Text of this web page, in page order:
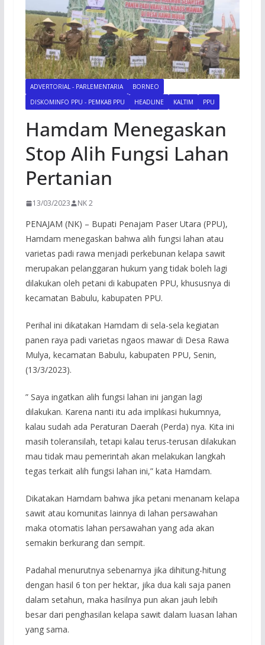
ADVERTORIAL - PARLEMENTARIA
BORNEO
DISKOMINFO PPU - PEMKAB PPU
HEADLINE KALTIM PPU
Hamdam Menegaskan
Stop Alih Fungsi Lahan
Pertanian
13/03/2023 NK 2
PENAJAM (NK) – Bupati Penajam Paser Utara (PPU),
Hamdam menegaskan bahwa alih fungsi lahan atau
varietas padi rawa menjadi perkebunan kelapa sawit
merupakan pelanggaran hukum yang tidak boleh lagi
dilakukan oleh petani di kabupaten PPU, khususnya di
kecamatan Babulu, kabupaten PPU.
Perihal ini dikatakan Hamdam di sela-sela kegiatan
panen raya padi varietas ngaos mawar di Desa Rawa
Mulya, kecamatan Babulu, kabupaten PPU, Senin,
(13/3/2023).
” Saya ingatkan alih fungsi lahan ini jangan lagi
dilakukan. Karena nanti itu ada implikasi hukumnya,
kalau sudah ada Peraturan Daerah (Perda) nya. Kita ini
masih toleransilah, tetapi kalau terus-terusan dilakukan
mau tidak mau pemerintah akan melakukan langkah
tegas terkait alih fungsi lahan ini,” kata Hamdam.
Dikatakan Hamdam bahwa jika petani menanam kelapa
sawit atau komunitas lainnya di lahan persawahan
maka otomatis lahan persawahan yang ada akan
semakin berkurang dan sempit.
Padahal menurutnya sebenarnya jika dihitung-hitung
dengan hasil 6 ton per hektar, jika dua kali saja panen
dalam setahun, maka hasilnya pun akan jauh lebih
besar dari penghasilan kelapa sawit dalam luasan lahan
yang sama.